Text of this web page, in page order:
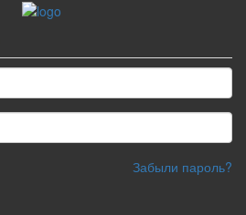
Забыли пароль?